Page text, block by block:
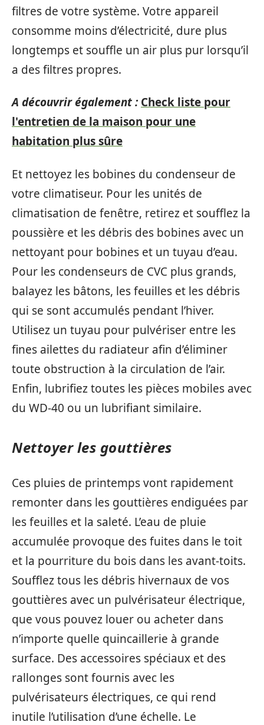
filtres de votre système. Votre appareil
consomme moins d’électricité, dure plus
longtemps et souffle un air plus pur lorsqu’il
a des filtres propres.
A découvrir également : Check liste pour
l'entretien de la maison pour une
habitation plus sûre
Et nettoyez les bobines du condenseur de
votre climatiseur. Pour les unités de
climatisation de fenêtre, retirez et soufflez la
poussière et les débris des bobines avec un
nettoyant pour bobines et un tuyau d’eau.
Pour les condenseurs de CVC plus grands,
balayez les bâtons, les feuilles et les débris
qui se sont accumulés pendant l’hiver.
Utilisez un tuyau pour pulvériser entre les
fines ailettes du radiateur afin d’éliminer
toute obstruction à la circulation de l’air.
Enfin, lubrifiez toutes les pièces mobiles avec
du WD-40 ou un lubrifiant similaire.
Nettoyer les gouttières
Ces pluies de printemps vont rapidement
remonter dans les gouttières endiguées par
les feuilles et la saleté. L’eau de pluie
accumulée provoque des fuites dans le toit
et la pourriture du bois dans les avant-toits.
Soufflez tous les débris hivernaux de vos
gouttières avec un pulvérisateur électrique,
que vous pouvez louer ou acheter dans
n’importe quelle quincaillerie à grande
surface. Des accessoires spéciaux et des
rallonges sont fournis avec les
pulvérisateurs électriques, ce qui rend
inutile l’utilisation d’une échelle. Le